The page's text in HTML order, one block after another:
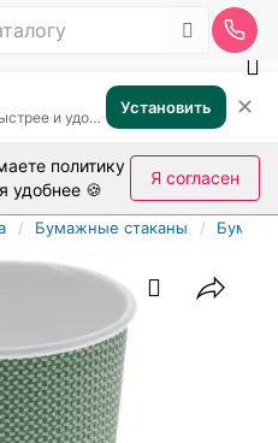
Откройте в приложении — быстрее и удобнее Установить ✕
политику
удобнее 🍪
Я согласен
Бумажные стаканы